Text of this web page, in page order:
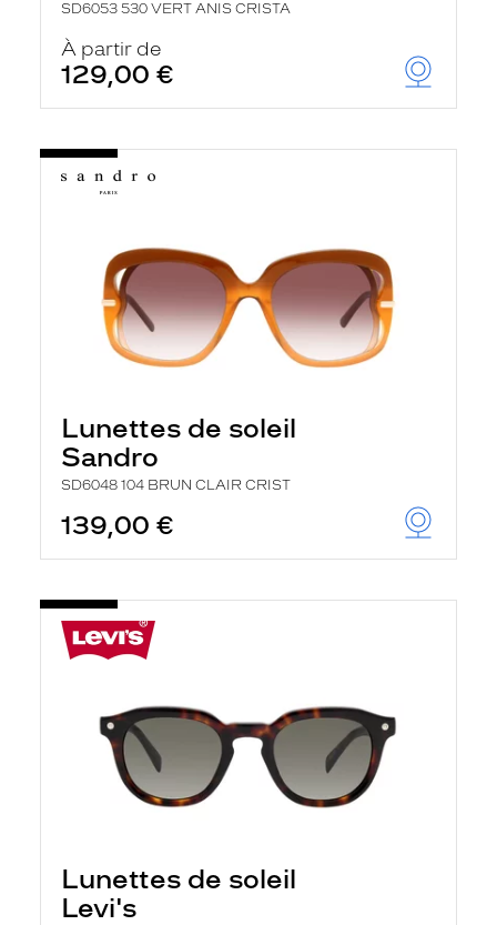
SD6053 530 VERT ANIS CRISTA
À partir de
129,00 €
Lunettes de soleil
Sandro
SD6048 104 BRUN CLAIR CRIST
139,00 €
Lunettes de soleil
Levi's